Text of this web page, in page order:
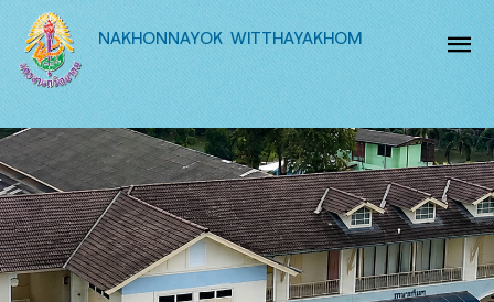
NAKHONNAYOK WITTHAYAKHOM